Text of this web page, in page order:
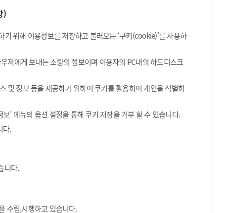
)
위해 이용정보를 저장하고 불러오는 ‘쿠키(cookie)’를 사용하
에게 보내는 소량의 정보이며 이용자의 PC내의 하드디스크
및 정보 등을 제공하기 위하여 쿠키를 활용하여 개인을 식별하
’ 메뉴의 옵션 설정을 통해 쿠키 저장을 거부 할 수 있습니다.
다.
니다.
수립,시행하고 있습니다.